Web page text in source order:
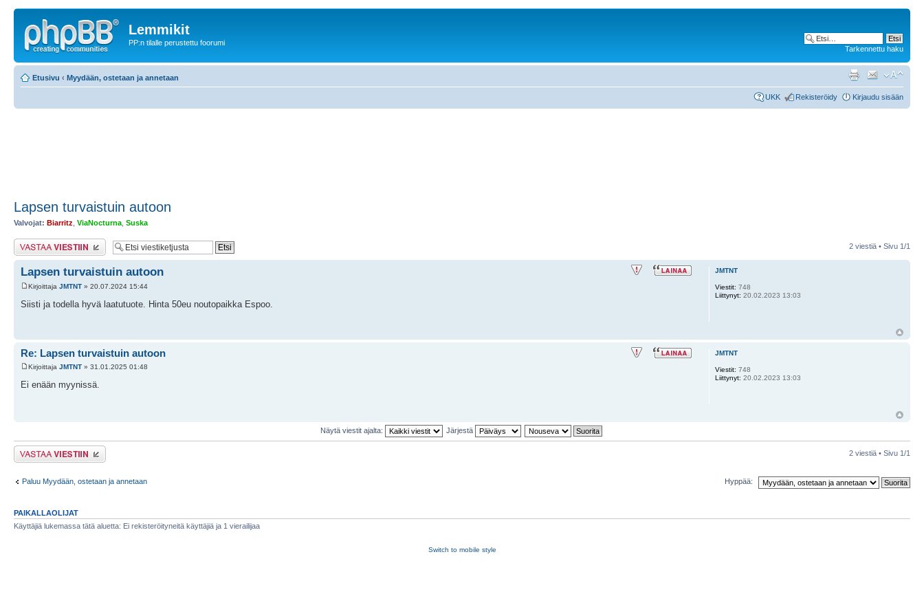
Lemmikit
PP:n tilalle perustettu foorumi
Tarkennettu haku
Etusivu ‹ Myydään, ostetaan ja annetaan
UKK Rekisteröidy Kirjaudu sisään
Lapsen turvaistuin autoon
Valvojat: Biarritz ViaNocturna Suska
Lähetä vastaus 2 viestiä • Sivu 1/1
Lapsen turvaistuin autoon
Kirjoittaja JMTNT » 20.07.2024 15:44
Siisti ja todella hyvä laatutuote. Hinta 50eu noutopaikka Espoo.
JMTNT
Viestit: 748
Liittynyt: 20.02.2023 13:03
Re: Lapsen turvaistuin autoon
Kirjoittaja JMTNT » 31.01.2025 01:48
Ei enään myynissä.
JMTNT
Viestit: 748
Liittynyt: 20.02.2023 13:03
Näytä viestit ajalta: Järjestä
Lähetä vastaus 2 viestiä • Sivu 1/1
Paluu Myydään, ostetaan ja annetaan Hyppää:
PAIKALLAOLIJAT
Käyttäjiä lukemassa tätä aluetta: Ei rekisteröityneitä käyttäjiä ja 1 vierailijaa
Switch to mobile style